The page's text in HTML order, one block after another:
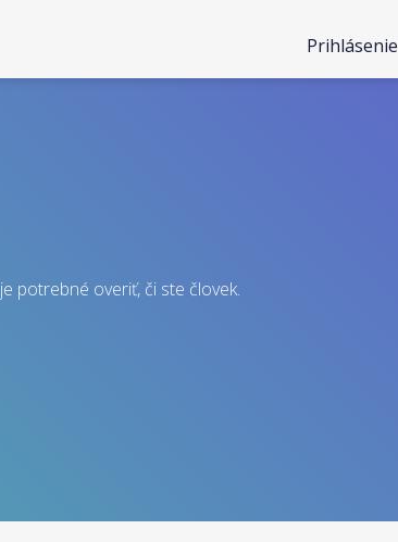
Prihlásenie
je potrebné overiť, či ste človek.